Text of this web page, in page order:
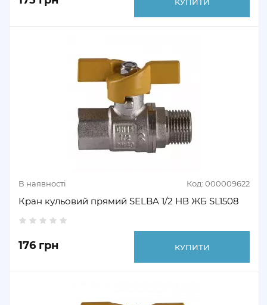
В наявності Код: 000009622
Кран кульовий прямий SELBA 1/2 НВ ЖБ SL1508
176 грн КУПИТИ